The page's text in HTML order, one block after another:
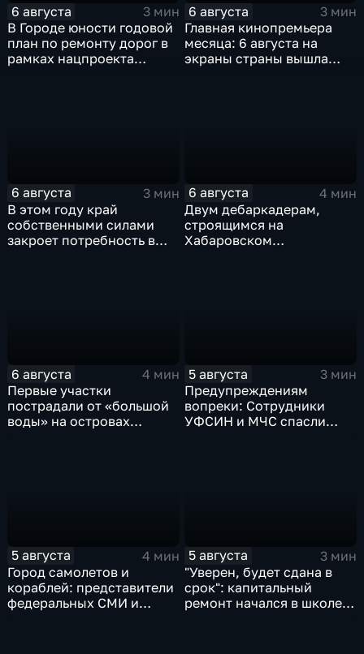
6 августа
3 мин
В Городе юности годовой
план по ремонту дорог в
рамках нацпроекта
6 августа
3 мин
Главная кинопремьера
месяца: 6 августа на
экраны страны вышла
6 августа
3 мин
В этом году край
собственными силами
закроет потребность в
6 августа
4 мин
Двум дебаркадерам,
строящимся на
Хабаровском
6 августа
4 мин
Первые участки
пострадали от «большой
воды» на островах
5 августа
3 мин
Предупреждениям
вопреки: Сотрудники
УФСИН и МЧС спасли
5 августа
4 мин
Город самолетов и
кораблей: представители
федеральных СМИ и
5 августа
3 мин
"Уверен, будет сдана в
срок": капитальный
ремонт начался в школе